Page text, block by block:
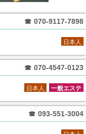
☎ 070-9117-7898
日本人
☎ 070-4547-0123
一般エステ
日本人
☎ 093-551-3004